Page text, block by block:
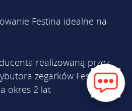
Festina idealne na
realizowaną przez
zegarków Festina,
okres 2 lat